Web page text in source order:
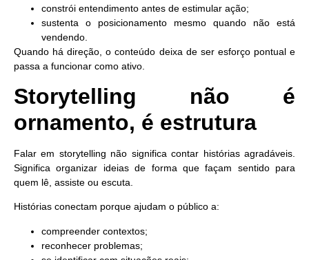
constrói entendimento antes de estimular ação;
sustenta o posicionamento mesmo quando não está
vendendo.
Quando há direção, o conteúdo deixa de ser esforço pontual e
passa a funcionar como ativo.
Storytelling não é
ornamento, é estrutura
Falar em storytelling não significa contar histórias agradáveis.
Significa organizar ideias de forma que façam sentido para
quem lê, assiste ou escuta.
Histórias conectam porque ajudam o público a:
compreender contextos;
reconhecer problemas;